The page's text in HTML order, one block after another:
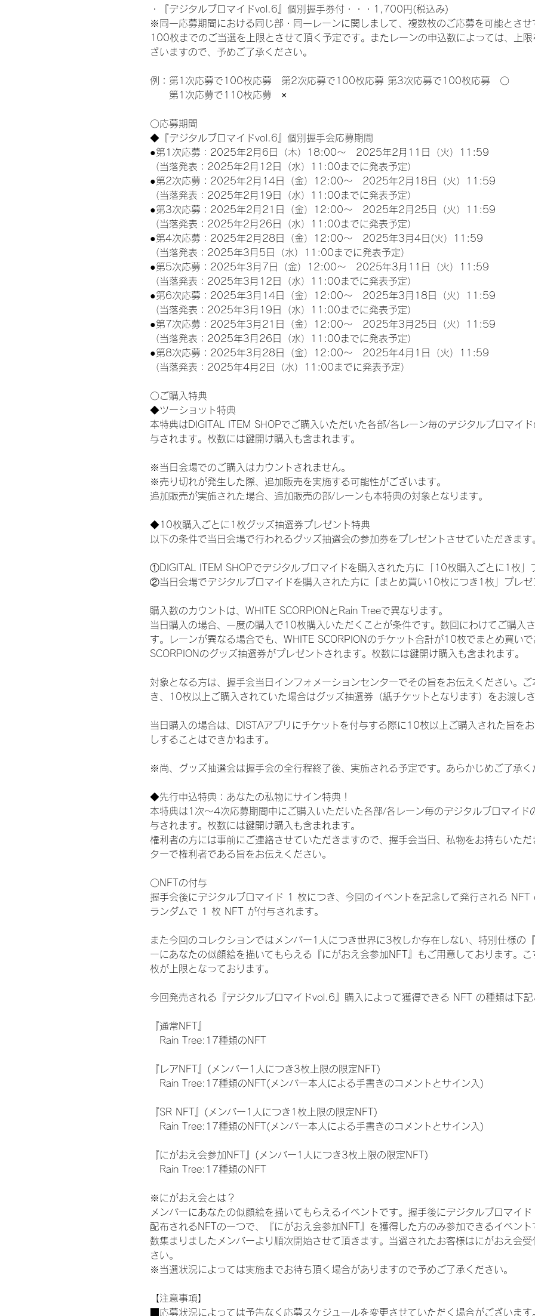
・『デジタルブロマイドvol.6』個別握手券付・・・1,700円(税込み)
※同一応募期間における同じ部・同一レーンに関しまして、複数枚のご応募を可能とさ
100枚までのご当選を上限とさせて頂く予定です。またレーンの申込数によっては、上
ざいますので、予めご了承ください。
例：第1次応募で100枚応募　第2次応募で100枚応募 第3次応募で100枚応募　〇
第1次応募で110枚応募　×
〇応募期間
◆『デジタルブロマイドvol.6』個別握手会応募期間
●第1次応募：2025年2月6日（木）18:00～　2025年2月11日（火）11:59
（当落発表：2025年2月12日（水）11:00までに発表予定）
●第2次応募：2025年2月14日（金）12:00～　2025年2月18日（火）11:59
（当落発表：2025年2月19日（水）11:00までに発表予定）
●第3次応募：2025年2月21日（金）12:00～　2025年2月25日（火）11:59
（当落発表：2025年2月26日（水）11:00までに発表予定）
●第4次応募：2025年2月28日（金）12:00～　2025年3月4日(火）11:59
（当落発表：2025年3月5日（水）11:00までに発表予定）
●第5次応募：2025年3月7日（金）12:00～　2025年3月11日（火）11:59
（当落発表：2025年3月12日（水）11:00までに発表予定）
●第6次応募：2025年3月14日（金）12:00～　2025年3月18日（火）11:59
（当落発表：2025年3月19日（水）11:00までに発表予定）
●第7次応募：2025年3月21日（金）12:00～　2025年3月25日（火）11:59
（当落発表：2025年3月26日（水）11:00までに発表予定）
●第8次応募：2025年3月28日（金）12:00～　2025年4月1日（火）11:59
（当落発表：2025年4月2日（水）11:00までに発表予定）
〇ご購入特典
◆ツーショット特典
本特典はDIGITAL ITEM SHOPでご購入いただいた各部/各レーン毎のデジタルブロマイ
与されます。枚数には鍵開け購入も含まれます。
※当日会場でのご購入はカウントされません。
※売り切れが発生した際、追加販売を実施する可能性がございます。
追加販売が実施された場合、追加販売の部/レーンも本特典の対象となります。
◆10枚購入ごとに1枚グッズ抽選券プレゼント特典
以下の条件で当日会場で行われるグッズ抽選会の参加券をプレゼントさせていただきます
①DIGITAL ITEM SHOPでデジタルブロマイドを購入された方に「10枚購入ごとに1枚」
②当日会場でデジタルブロマイドを購入された方に「まとめ買い10枚につき1枚」プレゼ
購入数のカウントは、WHITE SCORPIONとRain Treeで異なります。
当日購入の場合、一度の購入で10枚購入いただくことが条件です。数回にわけてご購入
す。レーンが異なる場合でも、WHITE SCORPIONのチケット合計が10枚でまとめ買い
SCORPIONのグッズ抽選券がプレゼントされます。枚数には鍵開け購入も含まれます。
対象となる方は、握手会当日インフォメーションセンターでその旨をお伝えください。
き、10枚以上ご購入されていた場合はグッズ抽選券（紙チケットとなります）をお渡しさ
当日購入の場合は、DISTAアプリにチケットを付与する際に10枚以上ご購入された旨を
しすることはできかねます。
※尚、グッズ抽選会は握手会の全行程終了後、実施される予定です。あらかじめご了承く
◆先行申込特典：あなたの私物にサイン特典！
本特典は1次〜4次応募期間中にご購入いただいた各部/各レーン毎のデジタルブロマイド
与されます。枚数には鍵開け購入も含まれます。
権利者の方には事前にご連絡させていただきますので、握手会当日、私物をお持ちいた
ターで権利者である旨をお伝えください。
〇NFTの付与
握手会後にデジタルブロマイド 1 枚につき、今回のイベントを記念して発行される NFT
ランダムで 1 枚 NFT が付与されます。
また今回のコレクションではメンバー1人につき世界に3枚しか存在しない、特別仕様の
ーにあなたの似顔絵を描いてもらえる『にがおえ会参加NFT』もご用意しております。
枚が上限となっております。
今回発売される『デジタルブロマイドvol.6』購入によって獲得できる NFT の種類は下記
『通常NFT』
Rain Tree:17種類のNFT
『レアNFT』(メンバー1人につき3枚上限の限定NFT)
Rain Tree:17種類のNFT(メンバー本人による手書きのコメントとサイン入)
『SR NFT』(メンバー1人につき1枚上限の限定NFT)
Rain Tree:17種類のNFT(メンバー本人による手書きのコメントとサイン入)
『にがおえ会参加NFT』(メンバー1人につき3枚上限の限定NFT)
Rain Tree:17種類のNFT
※にがおえ会とは？
メンバーにあなたの似顔絵を描いてもらえるイベントです。握手後にデジタルブロマイ
配布されるNFTの一つで、『にがおえ会参加NFT』を獲得した方のみ参加できるイベン
数集まりましたメンバーより順次開始させて頂きます。当選されたお客様はにがおえ会
さい。
※当選状況によっては実施までお待ち頂く場合がありますので予めご了承ください。
【注意事項】
■応募状況によっては予告なく応募スケジュールを変更させていただく場合がございます